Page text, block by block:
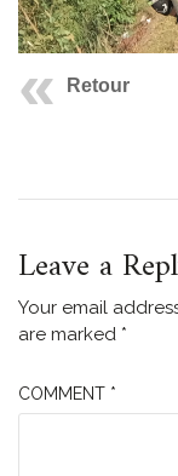
Retour
Leave a
Your email
are marked *
COMMENT *